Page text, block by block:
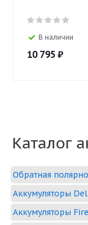
В наличии
10 795 ₽
Каталог
Обратная
Аккумуляторы
Аккумуляторы